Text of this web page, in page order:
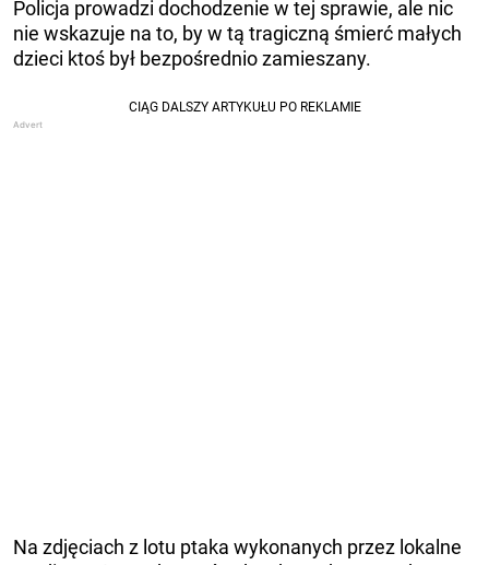
Policja prowadzi dochodzenie w tej sprawie, ale nic
nie wskazuje na to, by w tą tragiczną śmierć małych
dzieci ktoś był bezpośrednio zamieszany.
Na zdjęciach z lotu ptaka wykonanych przez lokalne